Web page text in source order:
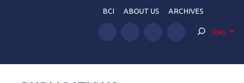
BCI ABOUT US ARCHIVES
ENG